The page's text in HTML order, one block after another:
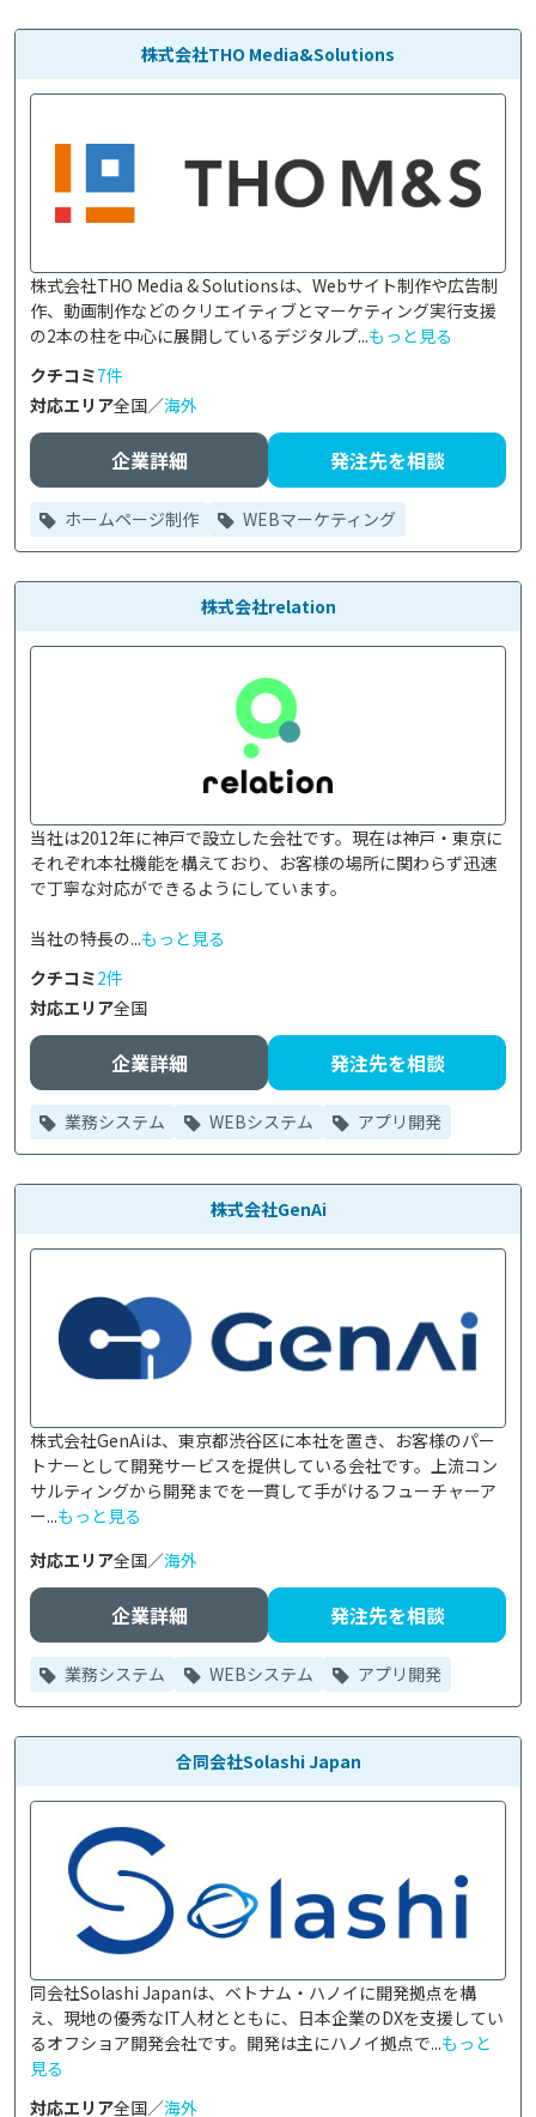
株式会社THO Media&Solutions
株式会社THO Media & Solutionsは、Webサイト制作や広告制
作、動画制作などのクリエイティブとマーケティング実行支援
の2本の柱を中心に展開しているデジタルプ...もっと見る
クチコミ7件
対応エリア全国／海外
企業詳細 発注先を相談
ホームページ制作 WEBマーケティング
株式会社relation
当社は2012年に神戸で設立した会社です。現在は神戸・東京に
それぞれ本社機能を構えており、お客様の場所に関わらず迅速
で丁寧な対応ができるようにしています。
当社の特長の...もっと見る
クチコミ2件
対応エリア全国
企業詳細 発注先を相談
業務システム WEBシステム アプリ開発
株式会社GenAi
株式会社GenAiは、東京都渋谷区に本社を置き、お客様のパー
トナーとして開発サービスを提供している会社です。上流コン
サルティングから開発までを一貫して手がけるフューチャーア
ー...もっと見る
対応エリア全国／海外
企業詳細 発注先を相談
業務システム WEBシステム アプリ開発
合同会社Solashi Japan
同会社Solashi Japanは、ベトナム・ハノイに開発拠点を構
え、現地の優秀なIT人材とともに、日本企業のDXを支援してい
るオフショア開発会社です。開発は主にハノイ拠点で...もっと
見る
対応エリア全国／海外